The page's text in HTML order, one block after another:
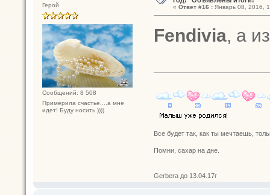
Герой
Сообщений: 8 508
Примерила счастье....а мне
идет! Буду носить ))))
« Ответ #16 :Январь 08, 2016,
Fendivia, а
Все будет так, как ты мечтаешь,
Помни, сахар на дне.
Gerbera до 13.04.17г